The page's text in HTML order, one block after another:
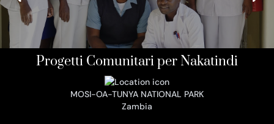
Progetti Comunitari per Nakatindi
MOSI-OA-TUNYA NATIONAL PARK
Zambia